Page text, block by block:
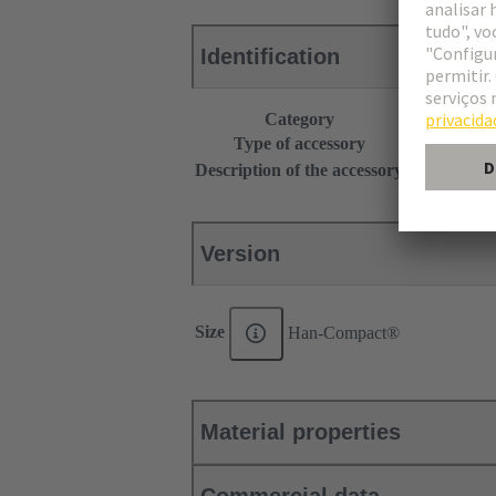
Identification
Category
Accessories
Type of accessory
Locking
Description of the accessory
Q 8/0
Version
Size Han-Compact®
Material properties